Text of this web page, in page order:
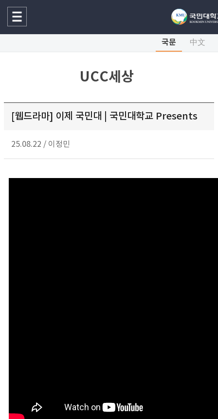
국문 中文
UCC세상
[웹드라마] 이제 국민대 | 국민대학교 Presents
25.08.22 / 이정민